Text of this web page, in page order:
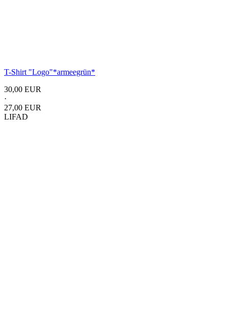
T-Shirt "Logo"*armeegrün*
30,00 EUR
·
27,00 EUR
LIFAD